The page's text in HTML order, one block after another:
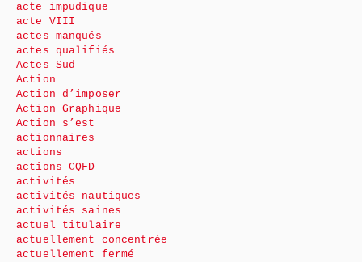
acte impudique
acte VIII
actes manqués
actes qualifiés
Actes Sud
Action
Action d’imposer
Action Graphique
Action s’est
actionnaires
actions
actions CQFD
activités
activités nautiques
activités saines
actuel titulaire
actuellement concentrée
actuellement fermé